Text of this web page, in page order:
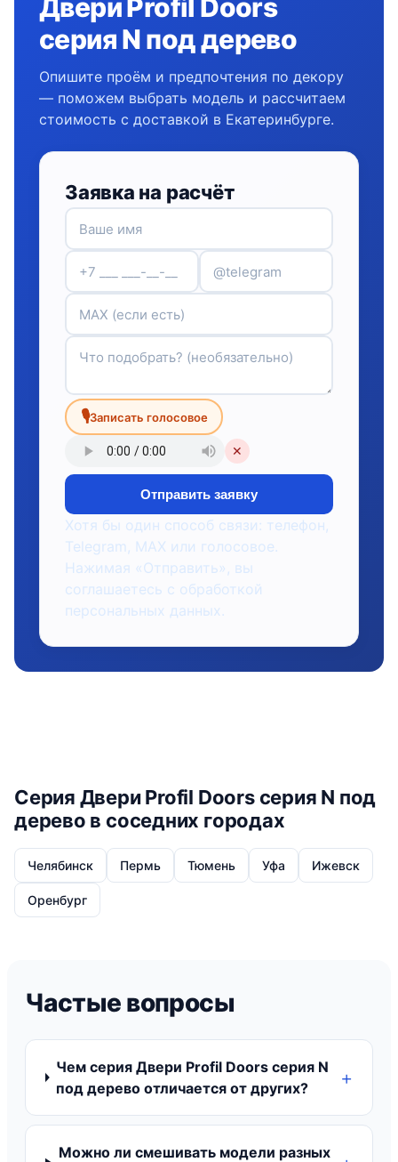
Двери Profil Doors
серия N под дерево
Опишите проём и предпочтения по декору
— поможем выбрать модель и рассчитаем
стоимость с доставкой в Екатеринбурге.
Заявка на расчёт
🎙Записать голосовое
✕
Отправить заявку
Хотя бы один способ связи: телефон,
Telegram, MAX или голосовое.
Нажимая «Отправить», вы
соглашаетесь с обработкой
персональных данных.
Серия Двери Profil Doors серия N под
дерево в соседних городах
Челябинск Пермь Тюмень Уфа Ижевск
Оренбург
Частые вопросы
Чем серия Двери Profil Doors серия N
под дерево отличается от других?
Можно ли смешивать модели разных